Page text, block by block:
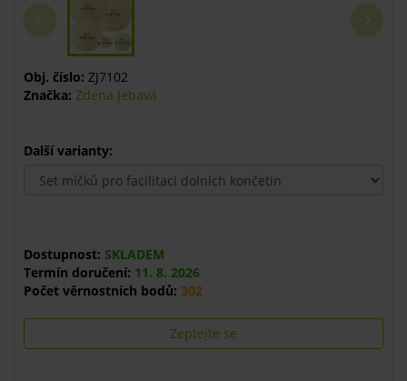
Obj. číslo: ZJ7102
Značka: Zdena Jebavá
Další varianty:
Dostupnost: SKLADEM
Termín doručení: 11. 8. 2026
Počet věrnostních bodů: 302
Zeptejte se